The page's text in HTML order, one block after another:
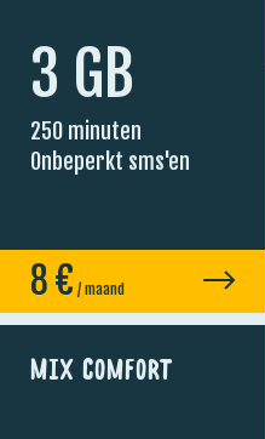
3 GB
250 minuten
Onbeperkt sms'en
8€ / maand
Mix Comfort